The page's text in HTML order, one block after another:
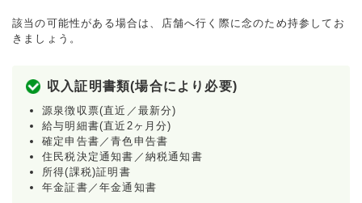
該当の可能性がある場合は、店舗へ行く際に念のため持参してお
きましょう。
収入証明書類(場合により必要)
源泉徴収票(直近／最新分)
給与明細書(直近2ヶ月分)
確定申告書／青色申告書
住民税決定通知書／納税通知書
所得(課税)証明書
年金証書／年金通知書